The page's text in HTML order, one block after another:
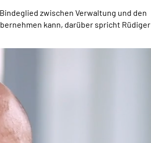
zwischen Verwaltung und den
kann, darüber spricht Rüdiger